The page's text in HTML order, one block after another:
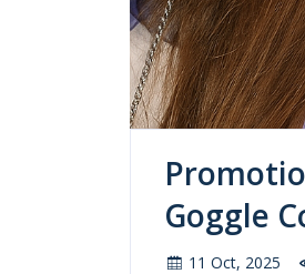
Goggle
11 Oct, 2025